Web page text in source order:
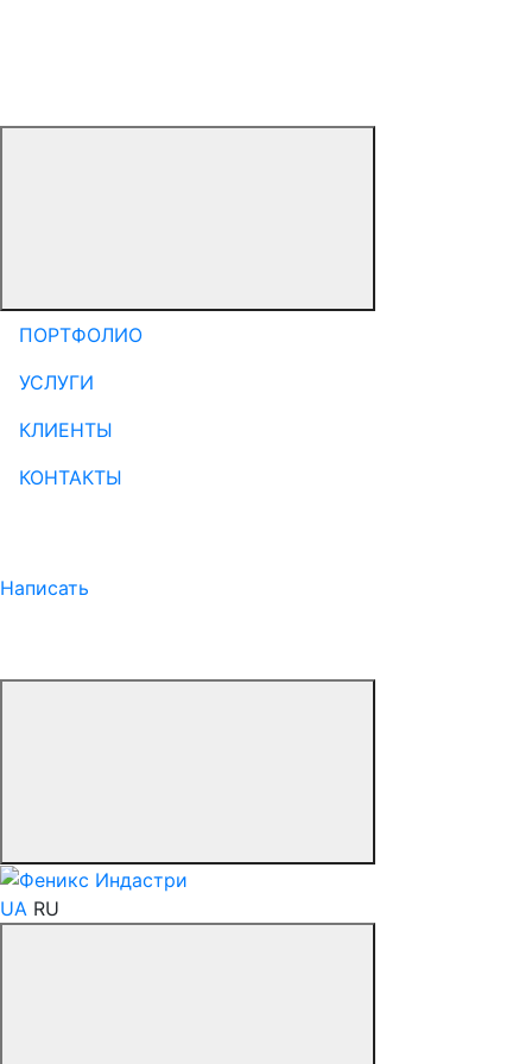
ПОРТФОЛИО
УСЛУГИ
КЛИЕНТЫ
КОНТАКТЫ
Написать
UA RU